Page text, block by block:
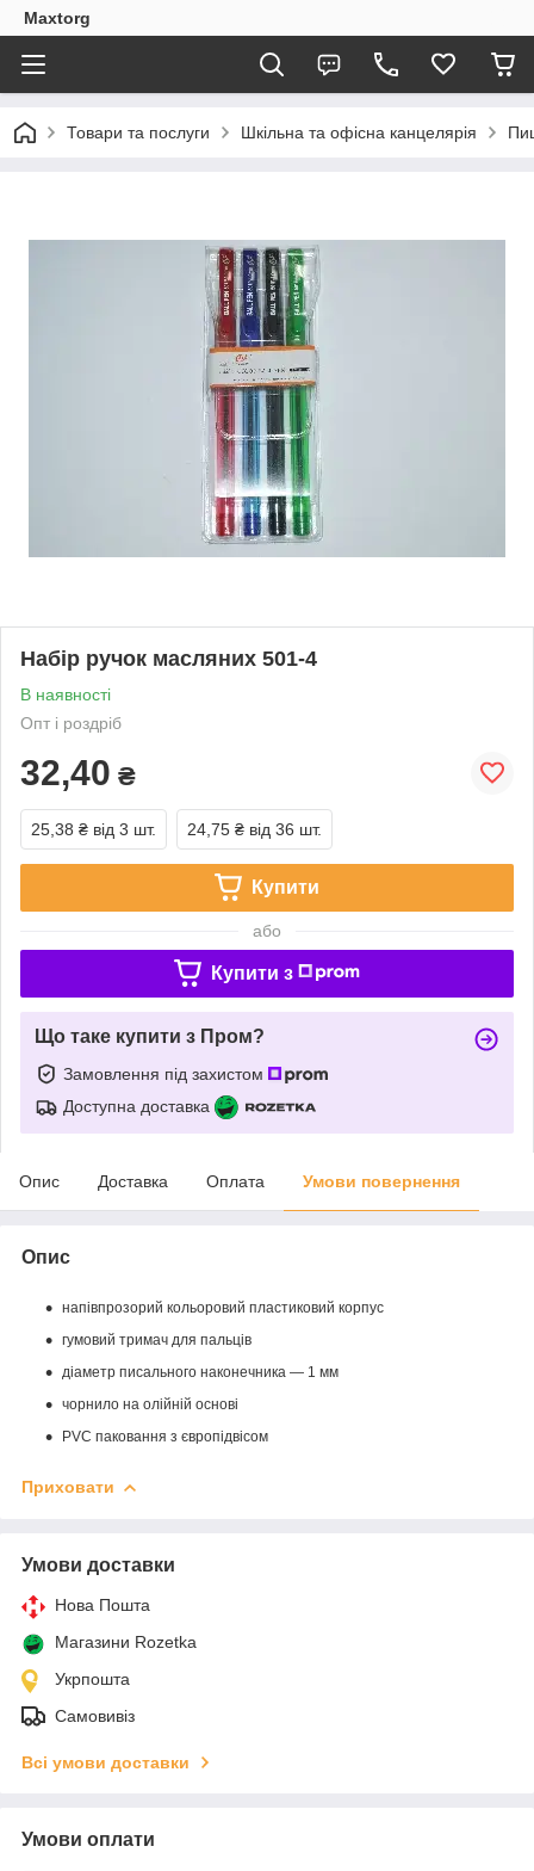
Maxtorg
Товари та послуги Шкільна та офісна канцелярія
Набір ручок масляних 501-4
В наявності
Опт і роздріб
32,40 ₴
25,38 ₴ від 3 шт. 24,75 ₴ від 36 шт.
Купити
або
Купити з
Що таке купити з Пром?
Замовлення під захистом
Доступна доставка
Опис Доставка Оплата Умови повернення
Опис
напівпрозорий кольоровий пластиковий корпус
гумовий тримач для пальців
діаметр писального наконечника — 1 мм
чорнило на олійній основі
PVC паковання з європідвісом
Приховати
Умови доставки
Нова Пошта
Магазини Rozetka
Укрпошта
Самовивіз
Всі умови доставки
Умови оплати